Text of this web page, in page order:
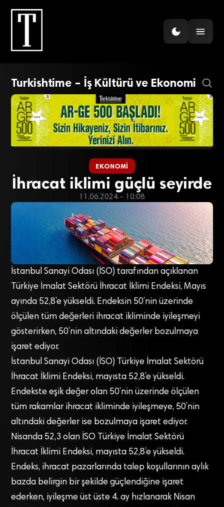
Turkishtime – İş Kültürü ve Ekonomi
EKONOMI
İhracat iklimi güçlü seyirde
11.06.2024 - 10:08
İstanbul Sanayi Odası (İSO) tarafından açıklanan
Türkiye İmalat Sektörü İhracat İklimi Endeksi, Mayıs
ayında 52,8’e yükseldi. Endeksin 50’nin üzerinde
ölçülen tüm değerleri ihracat ikliminde iyileşmeyi
gösterirken, 50’nin altındaki değerler bozulmaya
işaret ediyor.
İstanbul Sanayi Odası (İSO) Türkiye İmalat Sektörü
İhracat İklimi Endeksi, mayısta 52,8’e yükseldi.
Endekste eşik değer olan 50’nin üzerinde ölçülen
tüm rakamlar ihracat ikliminde iyileşmeye, 50’nin
altındaki değerler ise bozulmaya işaret ediyor.
Nisanda 52,3 olan İSO Türkiye İmalat Sektörü
İhracat İklimi Endeksi, mayısta 52,8’e yükseldi.
Endeks, ihracat pazarlarında talep koşullarının aylık
bazda belirgin bir şekilde güçlendiğine işaret
ederken, iyileşme üst üste 4. ay hızlanarak Nisan